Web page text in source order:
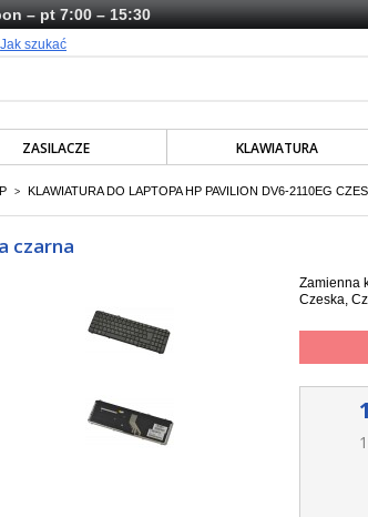
– pt 7:00 – 15:30
Jak szukać
ZASILACZE KLAWIATURA
> KLAWIATURA DO LAPTOPA HP PAVILION DV6-2110EG
czarna
Zamienna
Czeska,